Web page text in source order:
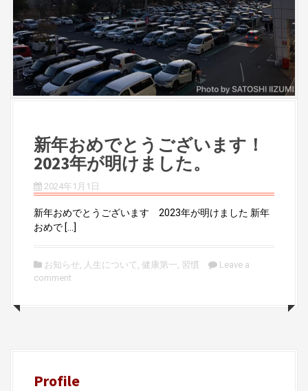
新年おめでとうございます！
2023年が明けました。
2024年1月1日
新年おめでとうございます 2023年が明けました 新年
おめで […]
お知らせ 人生について 健康第一 習慣
Leave a
comment
Profile